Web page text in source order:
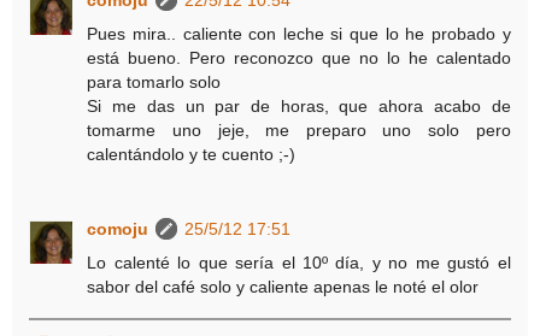
Pues mira.. caliente con leche si que lo he probado y
está bueno. Pero reconozco que no lo he calentado
para tomarlo solo
Si me das un par de horas, que ahora acabo de
tomarme uno jeje, me preparo uno solo pero
calentándolo y te cuento ;-)
comoju
25/5/12 17:51
Lo calenté lo que sería el 10º día, y no me gustó el
sabor del café solo y caliente apenas le noté el olor